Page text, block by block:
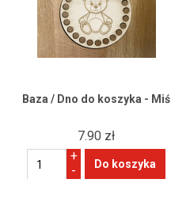
Baza / Dno do koszyka - Miś
7.90 zł
+
-